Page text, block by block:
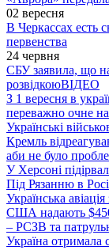
02 вересня
В Черкассах есть
первенства
24 червня
СБУ заявила, що
розвідкоюВІДЕО
З 1 вересня в
переважно очне
Українські
Кремль
аби не було
У Херсоні
Під Рязанню в
Українська
США надають $450
– РСЗВ та
Україна отримала